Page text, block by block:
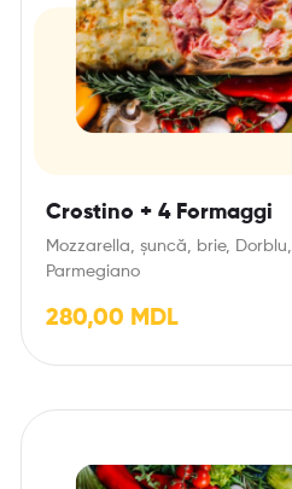
Crostino + 4 Formaggi
Mozzarella, șuncă, brie, Dorblu,
Parmegiano
280,00 MDL